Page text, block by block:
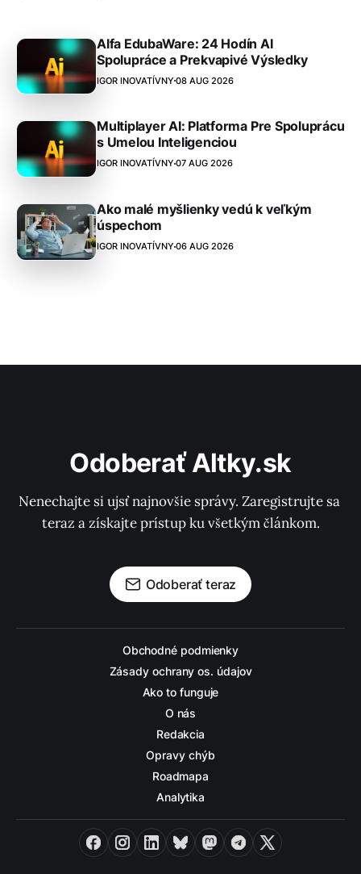
Alfa EdubaWare: 24 Hodín AI
Spolupráce a Prekvapivé Výsledky
IGOR INOVATÍVNY 08 AUG 2026
Multiplayer AI: Platforma Pre Spoluprácu
s Umelou Inteligenciou
IGOR INOVATÍVNY 07 AUG 2026
Ako malé myšlienky vedú k veľkým
úspechom
IGOR INOVATÍVNY 06 AUG 2026
Odoberať Altky.sk
Nenechajte si ujsť najnovšie správy. Zaregistrujte sa
teraz a získajte prístup ku všetkým článkom.
Odoberať teraz
Obchodné podmienky
Zásady ochrany os. údajov
Ako to funguje
O nás
Redakcia
Opravy chýb
Roadmapa
Analytika
FacebookInstagramLinkedInBlueskyMastodon
Telegram
X